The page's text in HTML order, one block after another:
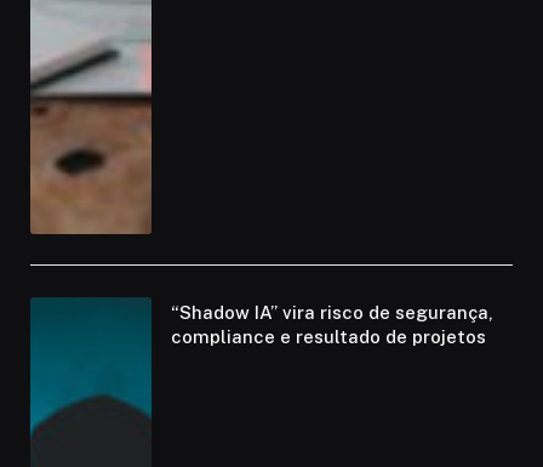
“Shadow IA” vira risco de segurança,
compliance e resultado de projetos